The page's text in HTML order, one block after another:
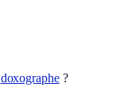
doxographe?